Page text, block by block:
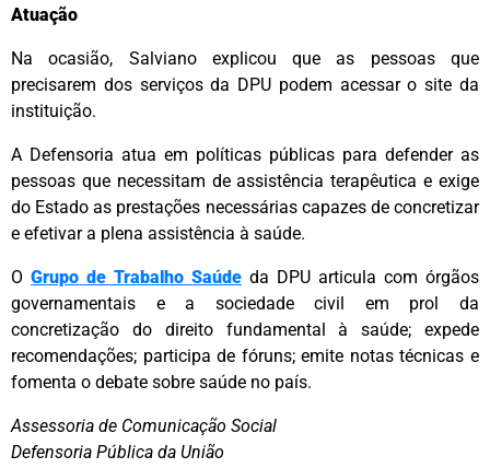
Atuação
Na ocasião, Salviano explicou que as pessoas que
precisarem dos serviços da DPU podem acessar o site da
instituição.
A Defensoria atua em políticas públicas para defender as
pessoas que necessitam de assistência terapêutica e exige
do Estado as prestações necessárias capazes de concretizar
e efetivar a plena assistência à saúde.
O Grupo de Trabalho Saúde da DPU articula com órgãos
governamentais e a sociedade civil em prol da
concretização do direito fundamental à saúde; expede
recomendações; participa de fóruns; emite notas técnicas e
fomenta o debate sobre saúde no país.
Assessoria de Comunicação Social
Defensoria Pública da União